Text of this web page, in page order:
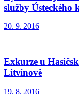
služby
20. 9. 2016
Exkurze u
Litvínově
19. 8. 2016